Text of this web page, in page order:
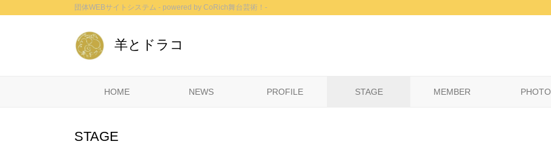
団体WEBサイトシステム - powered by CoRich舞台芸術！-
羊とドラコ
HOME NEWS PROFILE STAGE MEMBER PHOTO
STAGE